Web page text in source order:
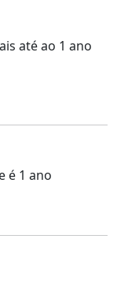
até ao 1 ano
é 1 ano